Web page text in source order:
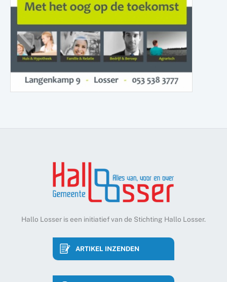
Hallo Losser is een initiatief van de Stichting Hallo Losser.
ARTIKEL INZENDEN